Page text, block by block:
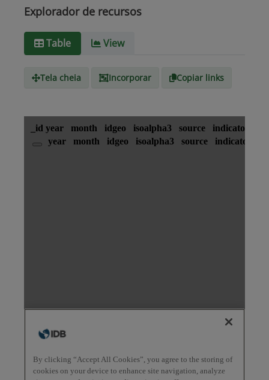
Guatemala
Tipo de
text/csv
Explorador de recursos
Table View
Tela cheia Incorporar Copiar links